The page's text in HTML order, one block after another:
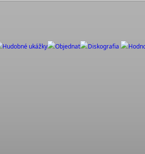
Hudobné ukážky Objednať Diskografia